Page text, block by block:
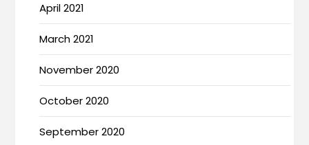
April 2021
March 2021
November 2020
October 2020
September 2020